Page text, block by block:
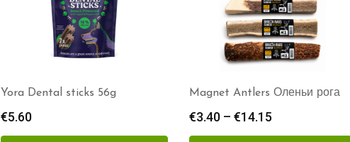
Yora Dental sticks 56g
€5.60
Magnet Antlers Оленьи рога
€3.40 – €14.15Диапазон
цен: